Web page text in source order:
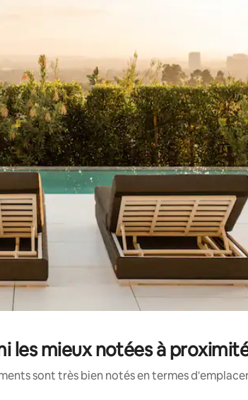
et vers le bas pour les parcourir ou en appuyant et
les mieux notées à
sont très bien notés en termes